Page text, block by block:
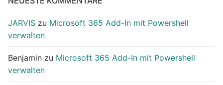
JARVIS zu Microsoft 365 Add-In mit Powershell
verwalten
Benjamin zu Microsoft 365 Add-In mit Powershell
verwalten